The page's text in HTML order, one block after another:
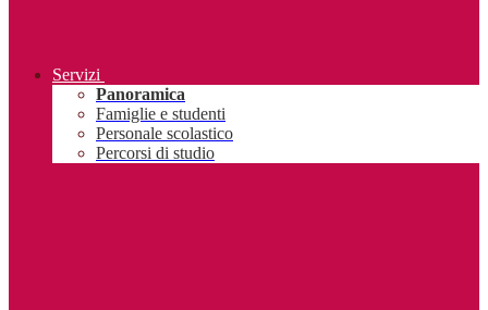
Servizi
Panoramica
Famiglie e studenti
Personale scolastico
Percorsi di studio